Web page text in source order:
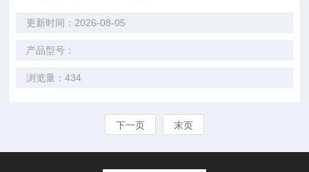
更新时间：2026-08-05
产品型号：
浏览量：434
下一页 末页